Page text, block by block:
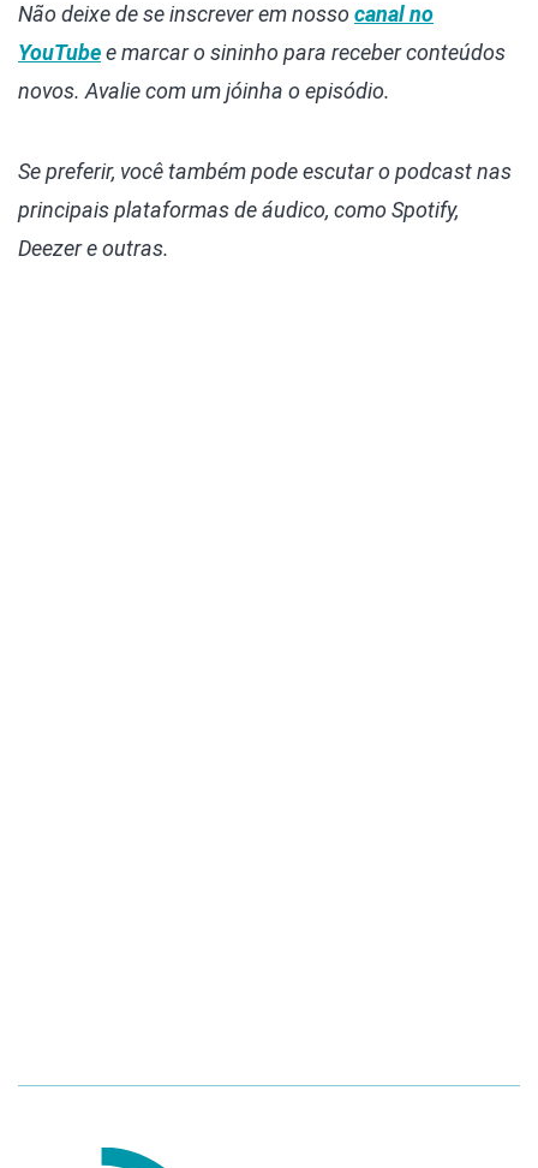
Não deixe de se inscrever em nosso canal no
YouTubee marcar o sininho para receber conteúdos
novos. Avalie com um jóinha o episódio.
Se preferir, você também pode escutar o podcast nas
principais plataformas de áudico, como Spotify,
Deezer e outras.